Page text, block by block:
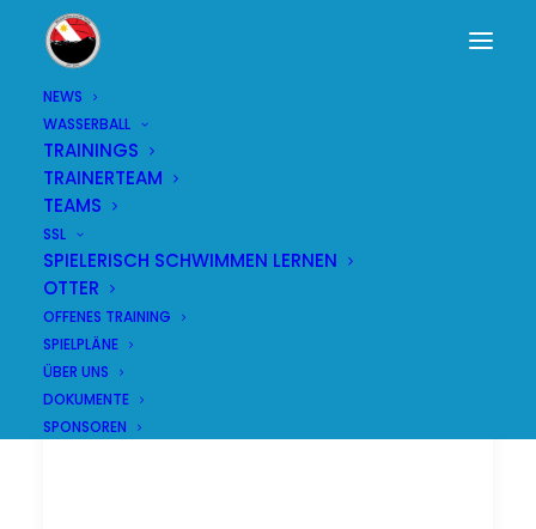
NEWS
WASSERBALL
TRAININGS
TRAINERTEAM
TEAMS
SSL
SPIELERISCH SCHWIMMEN LERNEN
OTTER
OFFENES TRAINING
SPIELPLÄNE
ÜBER UNS
DOKUMENTE
SPONSOREN